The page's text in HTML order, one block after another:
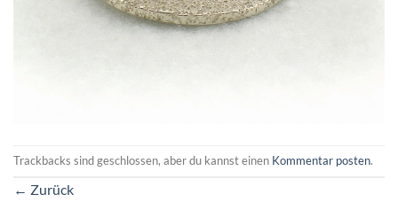
Trackbacks sind geschlossen, aber du kannst einen Kommentar posten.
← Zurück